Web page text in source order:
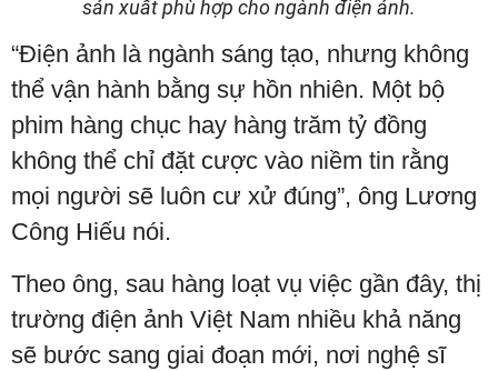
sản xuất phù hợp cho ngành điện ảnh.
“Điện ảnh là ngành sáng tạo, nhưng không
thể vận hành bằng sự hồn nhiên. Một bộ
phim hàng chục hay hàng trăm tỷ đồng
không thể chỉ đặt cược vào niềm tin rằng
mọi người sẽ luôn cư xử đúng”, ông Lương
Công Hiếu nói.
Theo ông, sau hàng loạt vụ việc gần đây, thị
trường điện ảnh Việt Nam nhiều khả năng
sẽ bước sang giai đoạn mới, nơi nghệ sĩ